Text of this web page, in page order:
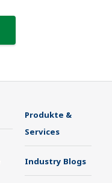
Produkte &
Services
Industry Blogs